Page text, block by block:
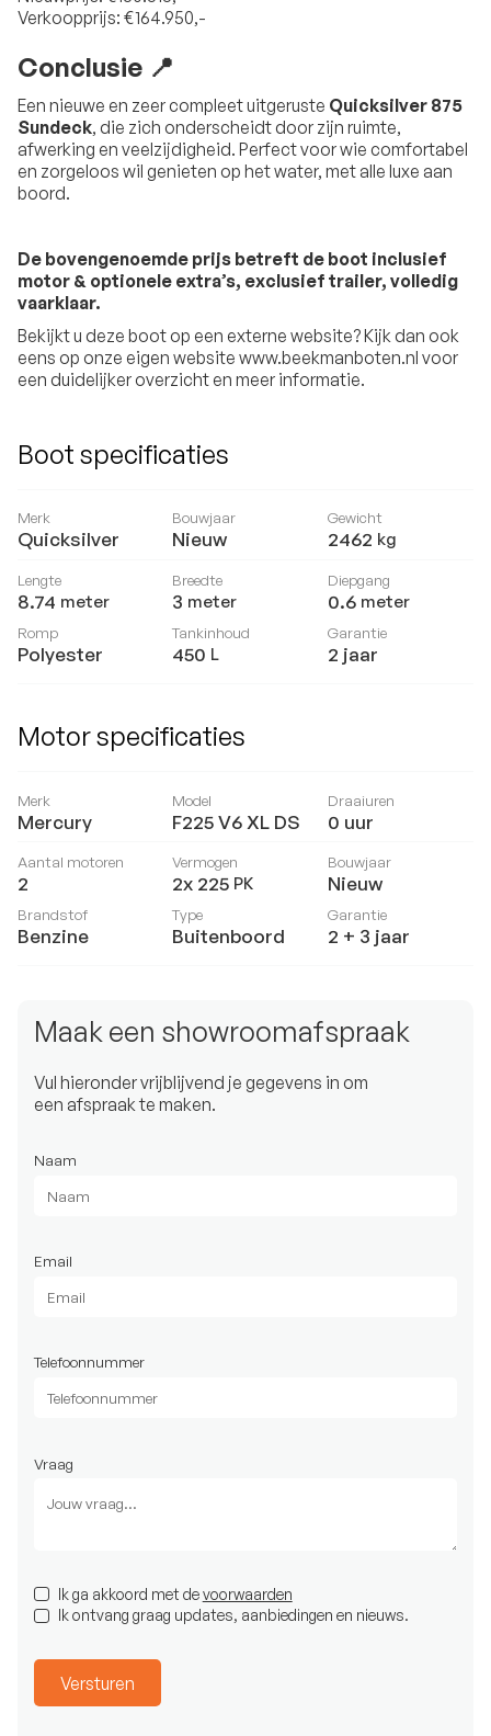
Verkoopprijs: €164.950,-
Conclusie 📍
Een nieuwe en zeer compleet uitgeruste Quicksilver 875
Sundeck, die zich onderscheidt door zijn ruimte,
afwerking en veelzijdigheid. Perfect voor wie comfortabel
en zorgeloos wil genieten op het water, met alle luxe aan
boord.
De bovengenoemde prijs betreft de boot inclusief
motor & optionele extra’s, exclusief trailer, volledig
vaarklaar.
Bekijkt u deze boot op een externe website? Kijk dan ook
eens op onze eigen website www.beekmanboten.nl voor
een duidelijker overzicht en meer informatie.
Boot specificaties
Merk
Quicksilver
Bouwjaar
Nieuw
Gewicht
2462 kg
Lengte
8.74 meter
Breedte
3 meter
Diepgang
0.6 meter
Romp
Polyester
Tankinhoud
450 L
Garantie
2 jaar
Motor specificaties
Merk
Mercury
Model
F225 V6 XL DS
Draaiuren
0 uur
Aantal motoren
2
Vermogen
2x 225 PK
Bouwjaar
Nieuw
Brandstof
Benzine
Type
Buitenboord
Garantie
2 + 3 jaar
Maak een showroomafspraak
Vul hieronder vrijblijvend je gegevens in om
een afspraak te maken.
Naam
Email
Telefoonnummer
Vraag
Ik ga akkoord met devoorwaarden
Ik ontvang graag updates, aanbiedingen en nieuws.